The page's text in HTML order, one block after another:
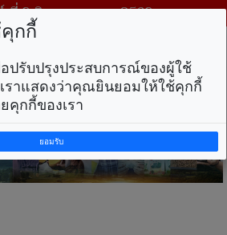
ที่ 9 สิงหาคม พ.ศ. 2569
กกี้
ปรับปรุงประสบการณ์ของผู้ใช้
ราแสดงว่าคุณยินยอมให้ใช้คุกกี้
คุกกี้ของเรา
ยอมรับ